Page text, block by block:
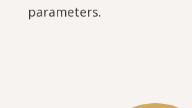
parameters.